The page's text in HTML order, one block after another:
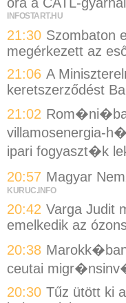
INFOSTART.HU
21:30 Szombaton
megérkezett az
21:06 A
keretszerződést
21:02
villamosenergia-
ipari fogyaszt�k
20:57 Magyar
KURUC.INFO
20:42 Varga Judit
emelkedik az
20:38
ceutai
20:30 Tűz ütött ki